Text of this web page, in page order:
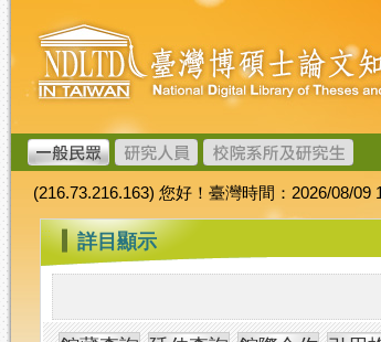
跳
到
主
要
內
容
臺
灣
博
碩
士
論
文
加
值
系
統
(216.73.216.163) 您好！臺灣時間：2026/08/09
::: 詳目顯示